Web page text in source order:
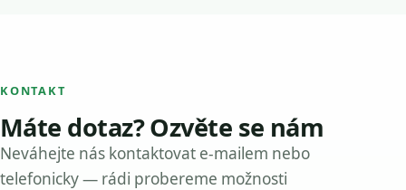
KONTAKT
Máte dotaz? Ozvěte se nám
Neváhejte nás kontaktovat e-mailem nebo
telefonicky — rádi probereme možnosti